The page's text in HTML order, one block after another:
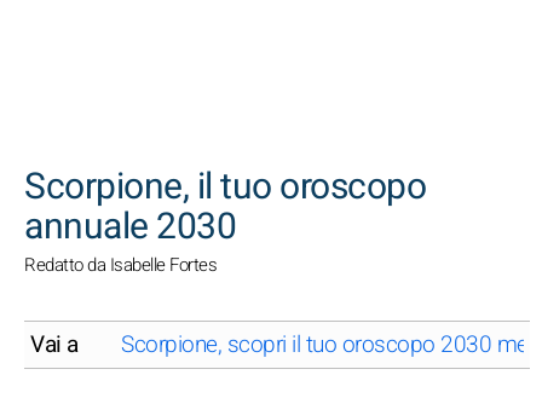
Scorpione, il tuo oroscopo
annuale 2030
Redatto da Isabelle Fortes
Vai a Scorpione, scopri il tuo oroscopo 2030